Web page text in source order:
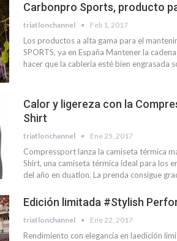
Carbonpro Sports, producto
triatlonchannel Feb 1, 2017
Los productos a alta gama para el
SPORTS, ya en España Mantener la
hacer que la cablería esté bien engrasada
Calor y ligereza con la
Shirt
triatlonchannel Ene 25, 2017
Compressport lanza la camiseta térmica
Shirt, una camiseta térmica ideal para los
del año en duatlon. La prenda consigue
Edición limitada #Stylish
triatlonchannel Ene 22, 2017
Rendimiento con elegancia en laedición